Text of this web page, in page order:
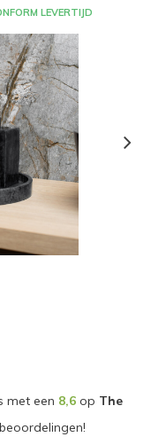
LEVERTIJD
met een 8,6op The
beoordelingen!